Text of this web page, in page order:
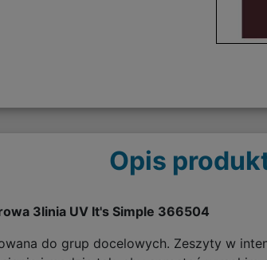
Opis
3linia UV It's Simple 366504
do grup docelowych. Zeszyty w